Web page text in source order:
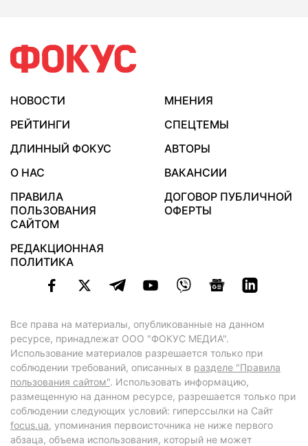
НОВОСТИ
МНЕНИЯ
РЕЙТИНГИ
СПЕЦТЕМЫ
ДЛИННЫЙ ФОКУС
АВТОРЫ
О НАС
ВАКАНСИИ
ПРАВИЛА
ПОЛЬЗОВАНИЯ
САЙТОМ
ДОГОВОР ПУБЛИЧНОЙ
ОФЕРТЫ
РЕДАКЦИОННАЯ
ПОЛИТИКА
Все права на материалы, опубликованные на данном
ресурсе, принадлежат ООО "ФОКУС МЕДИА".
Использование материалов разрешается только при
соблюдении требований, описанных в разделе "Правила
пользования сайтом". Использовать информацию,
размещенную на данном ресурсе, разрешается только при
соблюдении следующих условий: гиперссылки на Сайт
focus.ua, упоминания первоисточника не ниже первого
абзаца, объема использования, который не может